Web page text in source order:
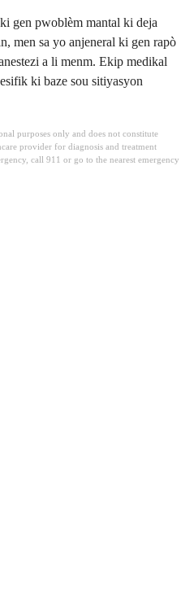
gen pwoblèm mantal ki deja
men sa yo anjeneral ki gen rapò
a li menm. Ekip medikal
ki baze sou sitiyasyon
purposes only and does not constitute
provider for diagnosis and treatment
call 911 or go to the nearest emergency